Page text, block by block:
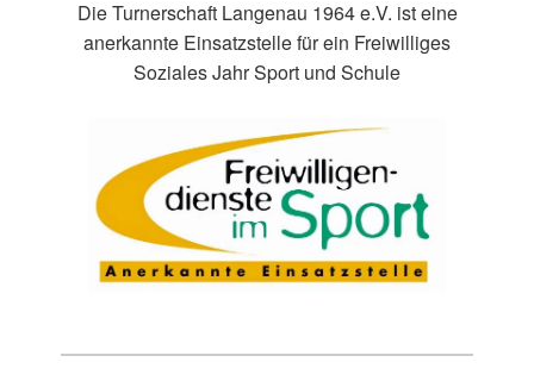
Die Turnerschaft Langenau 1964 e.V. ist eine
anerkannte Einsatzstelle für ein Freiwilliges
Soziales Jahr Sport und Schule